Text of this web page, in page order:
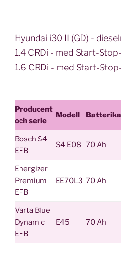
Hyundai i30 II (GD) -
1.4 CRDi - med Start-
1.6 CRDi - med Start-
Producent
och serie
Modell
Bosch S4
EFB
S4 E08 70 Ah
Energizer
Premium
EFB
EE70L3 70 Ah
Varta Blue
Dynamic
EFB
E45 70 Ah